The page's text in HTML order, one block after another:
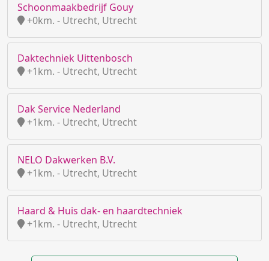
Schoonmaakbedrijf Gouy
+0km. - Utrecht, Utrecht
Daktechniek Uittenbosch
+1km. - Utrecht, Utrecht
Dak Service Nederland
+1km. - Utrecht, Utrecht
NELO Dakwerken B.V.
+1km. - Utrecht, Utrecht
Haard & Huis dak- en haardtechniek
+1km. - Utrecht, Utrecht